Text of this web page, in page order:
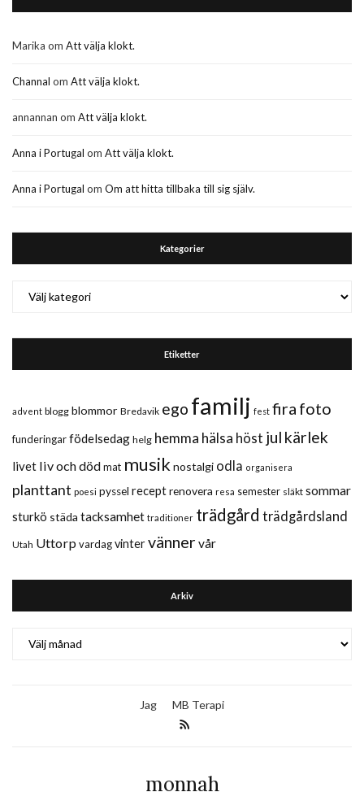
Marika om Att välja klokt.
Channal om Att välja klokt.
annannan om Att välja klokt.
Anna i Portugal om Att välja klokt.
Anna i Portugal om Om att hitta tillbaka till sig själv.
Kategorier
Etiketter
advent blogg blommor Bredavik ego familj fest fira foto
funderingarfödelsedag helg hemma hälsa höst jul kärlek
livet liv och dödmat musik nostalgi odla organisera
planttant poesi pyssel receptrenovera resa semester släkt sommar
sturkö städa tacksamhet traditioner trädgård trädgårdsland
Utah Uttorp vardagvintervänner vår
Arkiv
Jag MB Terapi
monnah